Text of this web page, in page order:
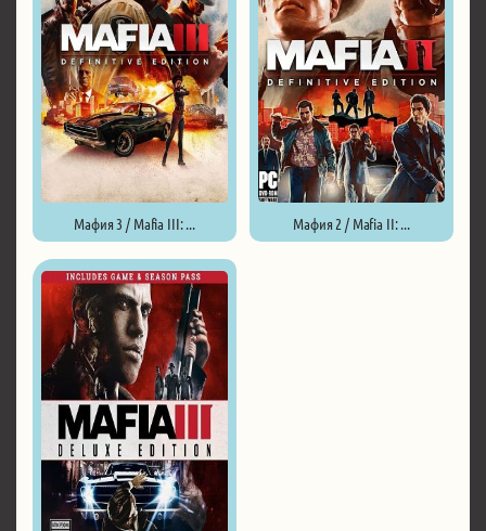
Мафия 3 / Mafia III: ... Мафия 2 / Mafia II: ...